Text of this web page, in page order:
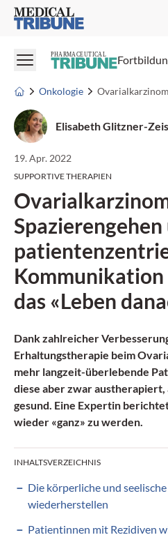
Medical Tribune
PHARMACEUTICAL
Onkologie
Elisabeth Glitzner-
19. Apr. 2022
SUPPORTIVE THERAPIEN
Spazierengehen
das «Leben
Dank zahlreicher
Erhaltungstherapie beim
mehr langzeit-überlebende
diese aber zwar
gesund. Eine Expertin
wieder «ganz» zu werden.
INHALTSVERZEICHNIS
Die körperliche und
wiederherstellen
Patientinnen mit Rezidiven